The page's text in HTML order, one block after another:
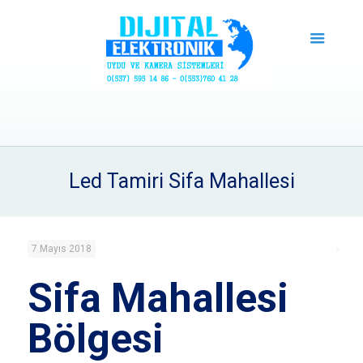
Led Tamiri Sifa Mahallesi
7 Mayıs 2018
Sifa Mahallesi
Bölgesi